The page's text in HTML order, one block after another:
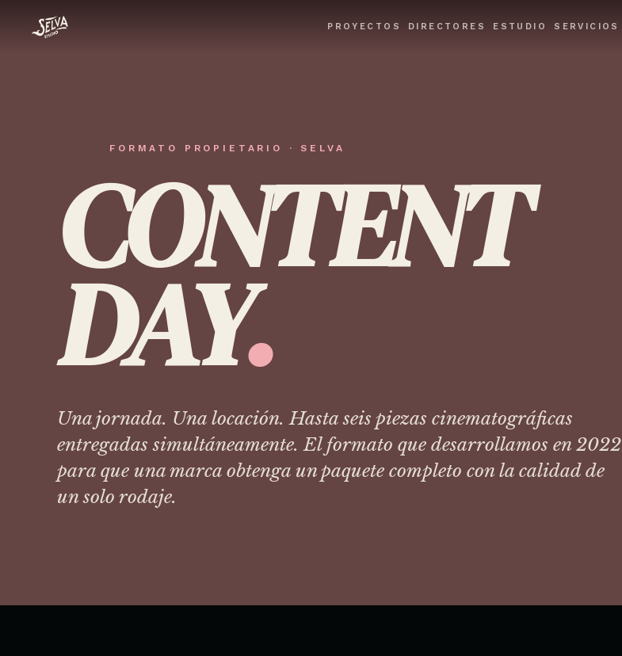
PROYECTOS DIRECTORES ESTUDIO SERVICIOS
FORMATO PROPIETARIO · SELVA
CONTENT
DAY.
Una jornada. Una locación. Hasta seis piezas cinematográficas
entregadas simultáneamente. El formato que desarrollamos en 2022
para que una marca obtenga un paquete completo con la calidad de
un solo rodaje.